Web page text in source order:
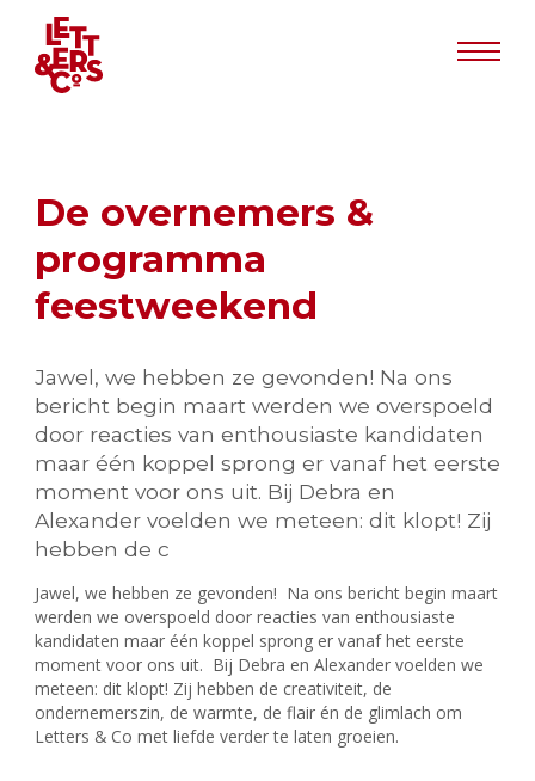
De overnemers &
programma
feestweekend
Jawel, we hebben ze gevonden! Na ons
bericht begin maart werden we overspoeld
door reacties van enthousiaste kandidaten
maar één koppel sprong er vanaf het eerste
moment voor ons uit. Bij Debra en
Alexander voelden we meteen: dit klopt! Zij
hebben de c
Jawel, we hebben ze gevonden! Na ons bericht begin maart
werden we overspoeld door reacties van enthousiaste
kandidaten maar één koppel sprong er vanaf het eerste
moment voor ons uit. Bij Debra en Alexander voelden we
meteen: dit klopt! Zij hebben de creativiteit, de
ondernemerszin, de warmte, de flair én de glimlach om
Letters & Co met liefde verder te laten groeien.